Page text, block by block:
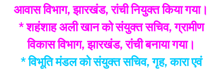
आवास विभाग, झारखंड, रांची नियुक्त किया गया।
* शहंशाह अली खान को संयुक्त सचिव, ग्रामीण
विकास विभाग, झारखंड, रांची बनाया गया।
* विभूति मंडल को संयुक्त सचिव, गृह, कारा एवं